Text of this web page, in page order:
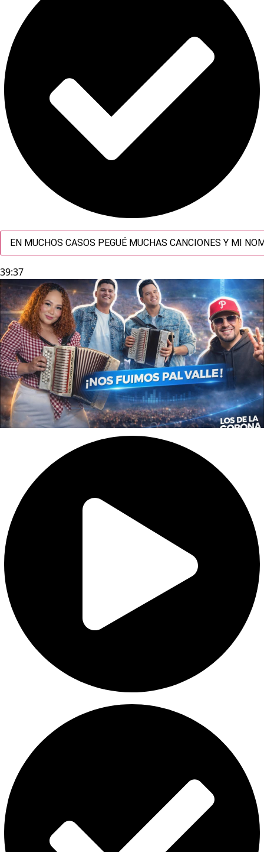
EN MUCHOS CASOS PEGUÉ MUCHAS CANCIONES Y MI
39:37